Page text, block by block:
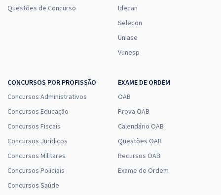
Questões de Concurso
Idecan
Selecon
Uniase
Vunesp
CONCURSOS POR PROFISSÃO
Concursos Administrativos
Concursos Educação
Concursos Fiscais
Concursos Jurídicos
Concursos Militares
Concursos Policiais
Concursos Saúde
EXAME DE ORDEM
OAB
Prova OAB
Calendário OAB
Questões OAB
Recursos OAB
Exame de Ordem